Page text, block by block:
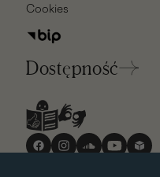
Cookies
Dostępność
Media
społecznościowe